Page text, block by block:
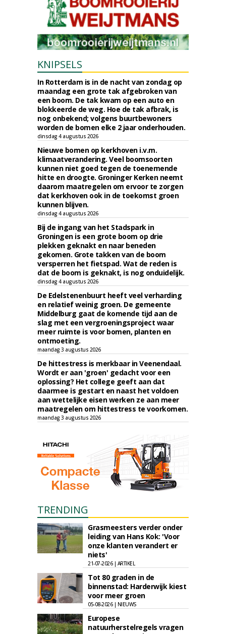
KNIPSELS
In Rotterdam is in de nacht van zondag op
maandag een grote tak afgebroken van
een boom. De tak kwam op een auto en
blokkeerde de weg. Hoe de tak afbrak, is
nog onbekend; volgens buurtbewoners
worden de bomen elke 2 jaar onderhouden.
dinsdag 4 augustus 2026
Nieuwe bomen op kerkhoven i.v.m.
klimaatverandering. Veel boomsoorten
kunnen niet goed tegen de toenemende
hitte en droogte. Groninger Kerken neemt
daarom maatregelen om ervoor te zorgen
dat kerkhoven ook in de toekomst groen
kunnen blijven.
dinsdag 4 augustus 2026
Bij de ingang van het Stadspark in
Groningen is een grote boom op drie
plekken geknakt en naar beneden
gekomen. Grote takken van de boom
versperren het fietspad. Wat de reden is
dat de boom is geknakt, is nog onduidelijk.
dinsdag 4 augustus 2026
De Edelstenenbuurt heeft veel verharding
en relatief weinig groen. De gemeente
Middelburg gaat de komende tijd aan de
slag met een vergroeningsproject waar
meer ruimte is voor bomen, planten en
ontmoeting.
maandag 3 augustus 2026
De hittestress is merkbaar in Veenendaal.
Wordt er aan 'groen' gedacht voor een
oplossing? Het college geeft aan dat
daarmee is gestart en naast het voldoen
aan wettelijke eisen werken ze aan meer
maatregelen om hittestress te voorkomen.
maandag 3 augustus 2026
TRENDING
Grasmeesters verder onder
leiding van Hans Kok: 'Voor
onze klanten verandert er
niets'
21-07-2026 | ARTIKEL
Tot 80 graden in de
binnenstad: Harderwijk kiest
voor meer groen
05-08-2026 | NIEUWS
Europese
natuurherstelregels vragen